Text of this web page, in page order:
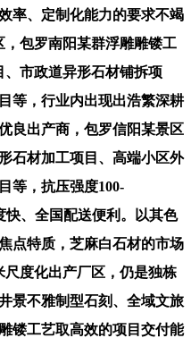
、定制化能力的要求不竭
，包罗南阳某群浮雕雕镂工
市政道异形石材铺拆项
等，行业内出现出浩繁深耕
良出产商，包罗信阳某景区
石材加工项目、高端小区外
等，抗压强度100-
快、全国配送便利。以其色
点特质，芝麻白石材的市场
尺度化出产厂区，仍是独栋
景不雅制型石刻、全域文旅
镂工艺取高效的项目交付能